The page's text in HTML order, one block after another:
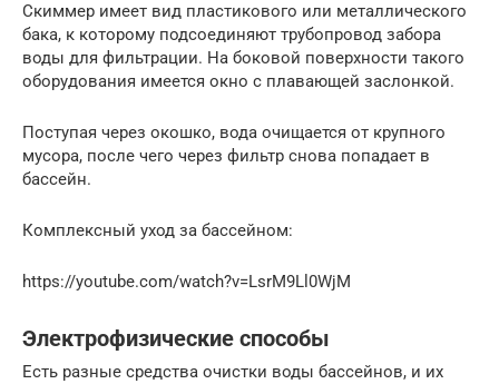
Скиммер имеет вид пластикового или металлического
бака, к которому подсоединяют трубопровод забора
воды для фильтрации. На боковой поверхности такого
оборудования имеется окно с плавающей заслонкой.
Поступая через окошко, вода очищается от крупного
мусора, после чего через фильтр снова попадает в
бассейн.
Комплексный уход за бассейном:
https://youtube.com/watch?v=LsrM9Ll0WjM
Электрофизические способы
Есть разные средства очистки воды бассейнов, и их